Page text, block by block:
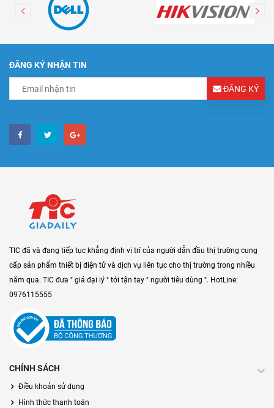
ĐĂNG KÝ NHẬN TIN
ĐĂNG KÝ
TIC đã và đang tiếp tục khẳng định vị trí của người dẫn đầu thị trường cung
cấp sản phẩm thiết bị điện tử và dịch vụ liên tục cho thị trường trong nhiều
năm qua. TIC đưa " giá đại lý " tới tận tay " người tiêu dùng ". HotLine:
0976115555
CHÍNH SÁCH
Điều khoản sử dụng
Hình thức thanh toán